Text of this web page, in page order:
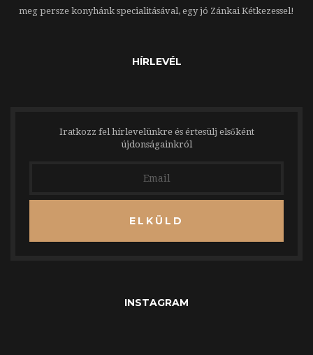
meg persze konyhánk specialitásával, egy jó Zánkai Kétkezessel!
HÍRLEVÉL
Iratkozz fel hírlevelünkre és értesülj elsőként
újdonságainkról
ELKÜLD
INSTAGRAM